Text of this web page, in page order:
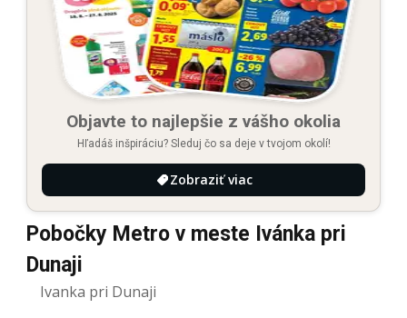
Objavte to najlepšie z vášho okolia
Hľadáš inšpiráciu? Sleduj čo sa deje v tvojom okolí!
Zobraziť viac
Pobočky Metro v meste Ivánka pri
Dunaji
Ivanka pri Dunaji